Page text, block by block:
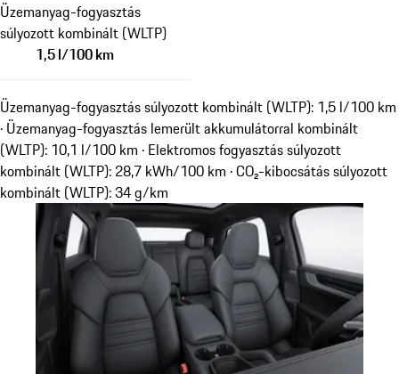
Üzemanyag-fogyasztás
súlyozott kombinált (WLTP)
1,5 l/100 km
Üzemanyag-fogyasztás súlyozott kombinált (WLTP): 1,5 l/100 km
· Üzemanyag-fogyasztás lemerült akkumulátorral kombinált
(WLTP): 10,1 l/100 km · Elektromos fogyasztás súlyozott
kombinált (WLTP): 28,7 kWh/100 km · CO₂-kibocsátás súlyozott
kombinált (WLTP): 34 g/km